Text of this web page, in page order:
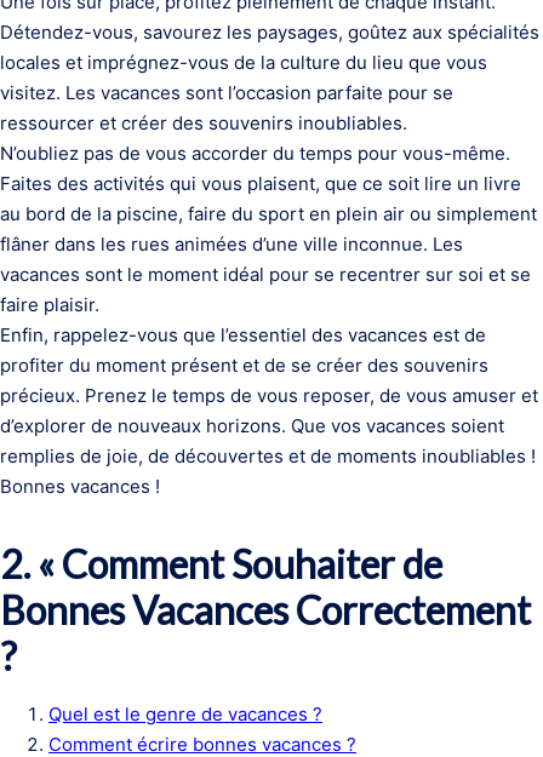
Détendez-vous, savourez les paysages, goûtez aux spécialités
locales et imprégnez-vous de la culture du lieu que vous
visitez. Les vacances sont l’occasion parfaite pour se
ressourcer et créer des souvenirs inoubliables.
N’oubliez pas de vous accorder du temps pour vous-même.
Faites des activités qui vous plaisent, que ce soit lire un livre
au bord de la piscine, faire du sport en plein air ou simplement
flâner dans les rues animées d’une ville inconnue. Les
vacances sont le moment idéal pour se recentrer sur soi et se
faire plaisir.
Enfin, rappelez-vous que l’essentiel des vacances est de
profiter du moment présent et de se créer des souvenirs
précieux. Prenez le temps de vous reposer, de vous amuser et
d’explorer de nouveaux horizons. Que vos vacances soient
remplies de joie, de découvertes et de moments inoubliables !
Bonnes vacances !
2. « Comment Souhaiter de
Bonnes Vacances Correctement
?
Quel est le genre de vacances ?
Comment écrire bonnes vacances ?